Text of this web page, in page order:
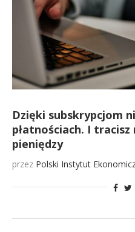
Dzięki subskrypcjom
płatnościach. I
pieniędzy
przez Polski Instytut